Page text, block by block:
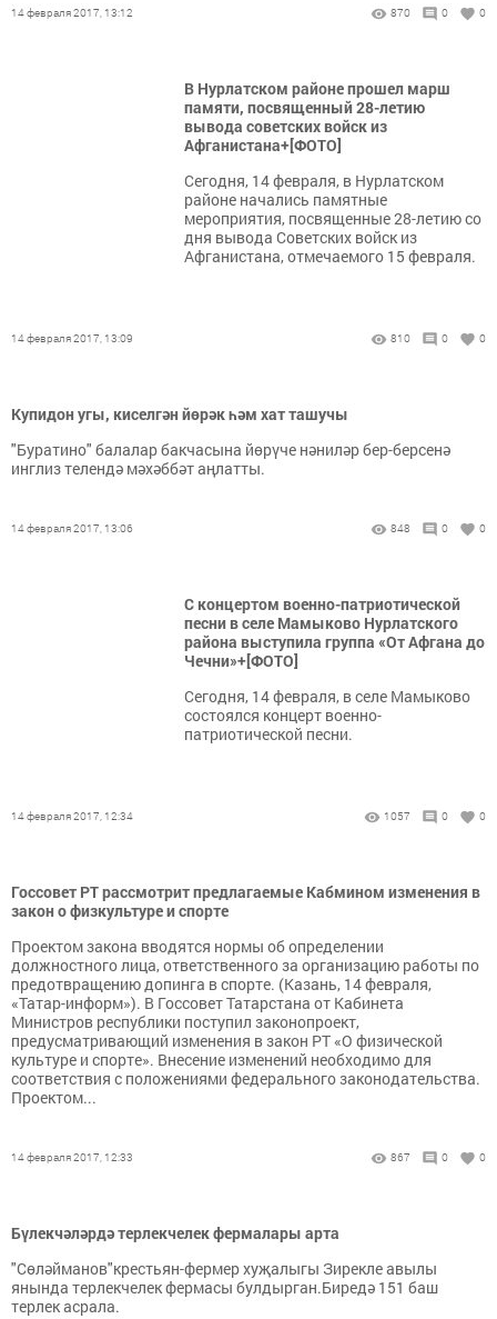
14 февраля 2017, 13:12 870 0 0
В Нурлатском районе прошел марш
памяти, посвященный 28-летию
вывода советских войск из
Афганистана+[ФОТО]
Сегодня, 14 февраля, в Нурлатском
районе начались памятные
мероприятия, посвященные 28-летию со
дня вывода Советских войск из
Афганистана, отмечаемого 15 февраля.
14 февраля 2017, 13:09 810 0 0
Купидон угы, киселгән йөрәк һәм хат ташучы
"Буратино" балалар бакчасына йөрүче нәниләр бер-берсенә
инглиз телендә мәхәббәт аңлатты.
14 февраля 2017, 13:06 848 0 0
С концертом военно-патриотической
песни в селе Мамыково Нурлатского
района выступила группа «От Афгана до
Чечни»+[ФОТО]
Сегодня, 14 февраля, в селе Мамыково
состоялся концерт военно-
патриотической песни.
14 февраля 2017, 12:34 1057 0 0
Госсовет РТ рассмотрит предлагаемые Кабмином изменения в
закон о физкультуре и спорте
Проектом закона вводятся нормы об определении
должностного лица, ответственного за организацию работы по
предотвращению допинга в спорте. (Казань, 14 февраля,
«Татар-информ»). В Госсовет Татарстана от Кабинета
Министров республики поступил законопроект,
предусматривающий изменения в закон РТ «О физической
культуре и спорте». Внесение изменений необходимо для
соответствия с положениями федерального законодательства.
Проектом...
14 февраля 2017, 12:33 867 0 0
Бүлекчәләрдә терлекчелек фермалары арта
"Сөләйманов"крестьян-фермер хуҗалыгы Зирекле авылы
янында терлекчелек фермасы булдырган.Биредә 151 баш
терлек асрала.